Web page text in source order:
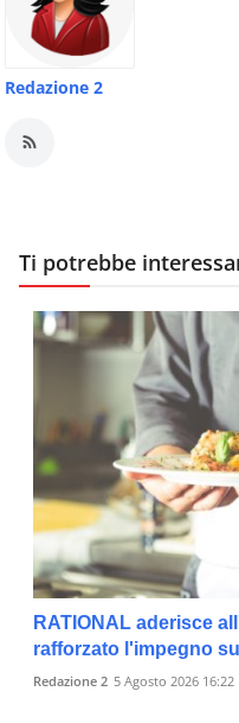
Redazione 2
Ti potrebbe
RATIONAL aderisce
rafforzato l'impegno
Redazione 2 5 Agosto 2026 16:22